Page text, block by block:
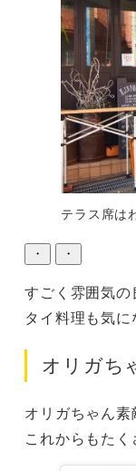
テラス席は
・ ・
すごく雰囲気
タイ料理も気に
オリガち
オリガちゃん素
これからもた